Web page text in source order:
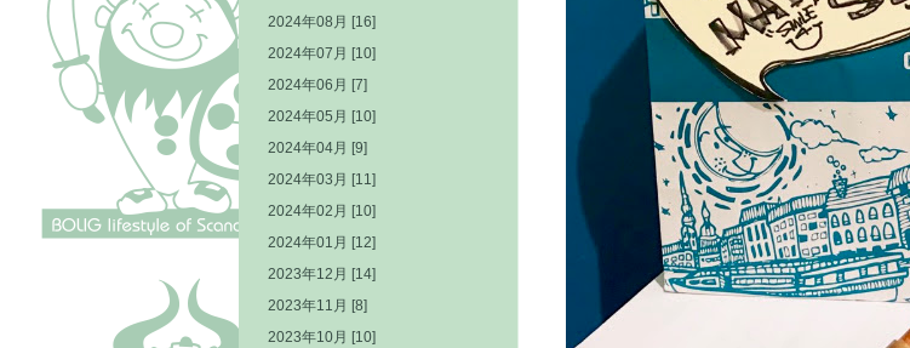
2024年08月 [16]
2024年07月 [10]
2024年06月 [7]
2024年05月 [10]
2024年04月 [9]
2024年03月 [11]
2024年02月 [10]
2024年01月 [12]
2023年12月 [14]
2023年11月 [8]
2023年10月 [10]